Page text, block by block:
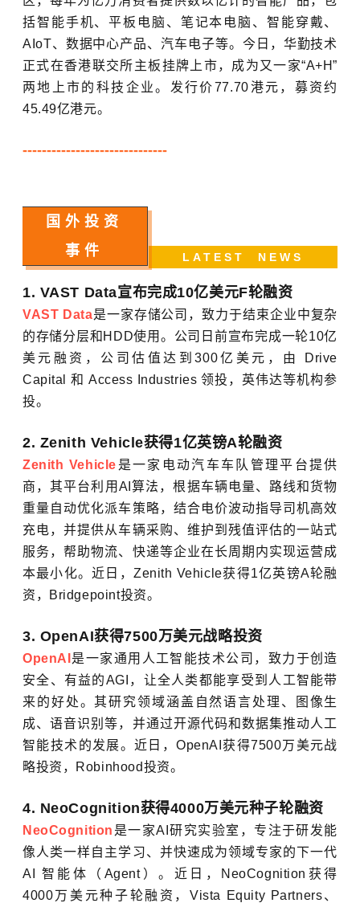
括智能手机、平板电脑、笔记本电脑、智能穿戴、
AIoT、数据中心产品、汽车电子等。今日，华勤技术
正式在香港联交所主板挂牌上市，成为又一家“A+H”
两地上市的科技企业。发行价77.70港元，募资约
45.49亿港元。
------------------------------
国外投资
事件
LATEST NEWS
1. VAST Data宣布完成10亿美元F轮融资
VAST Data是一家存储公司，致力于结束企业中复杂
的存储分层和HDD使用。公司日前宣布完成一轮10亿
美元融资，公司估值达到300亿美元，由 Drive
Capital 和 Access Industries 领投， 英伟达等机构参
投。
2. Zenith Vehicle获得1亿英镑A轮融资
Zenith Vehicle 是一家电动汽车车队管理平台提供
商，其平台利用AI算法，根据车辆电量、路线和货物
重量自动优化派车策略，结合电价波动指导司机高效
充电，并提供从车辆采购、维护到残值评估的一站式
服务，帮助物流、快递等企业在长周期内实现运营成
本最小化。近日，Zenith Vehicle获得1亿英镑A轮融
资，Bridgepoint投资。
3. OpenAI获得7500万美元战略投资
OpenAI 是一家通用人工智能技术公司，致力于创造
安全、有益的AGI，让全人类都能享受到人工智能带
来的好处。其研究领域涵盖自然语言处理、图像生
成、语音识别等，并通过开源代码和数据集推动人工
智能技术的发展。近日，OpenAI获得7500万美元战
略投资，Robinhood投资。
4. NeoCognition获得4000万美元种子轮融资
NeoCognition 是一家AI研究实验室，专注于研发能
像人类一样自主学习、并快速成为领域专家的下一代
AI 智能体（Agent）。近日，NeoCognition获得
4000万美元种子轮融资，Vista Equity Partners、